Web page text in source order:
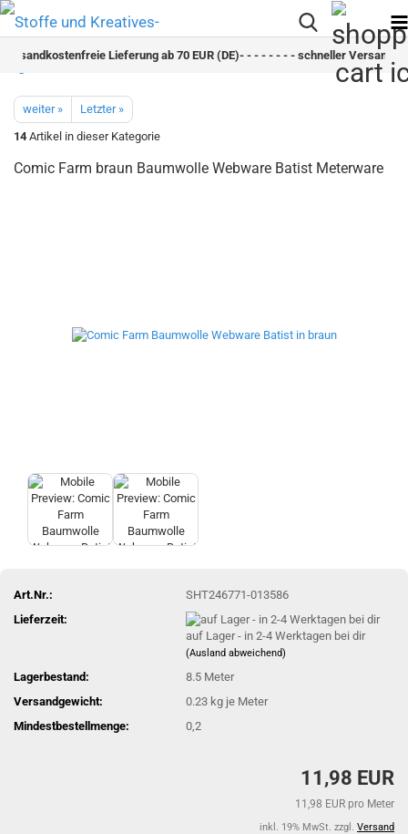
Lieferung ab 70 EUR (DE)- - - - - - - - schneller Versand -
weiter »
Letzter »
14 Artikel in dieser Kategorie
Comic Farm braun Baumwolle Webware Batist Meterware
Art.Nr.:
SHT246771-013586
Lieferzeit:
auf Lager - in 2-4 Werktagen bei dir
(Ausland abweichend)
Lagerbestand: 8.5 Meter
Versandgewicht:
0.23 kg je Meter
Mindestbestellmenge:
0,2
11,98 EUR
11,98 EUR pro Meter
inkl. 19% MwSt. zzgl. Versand